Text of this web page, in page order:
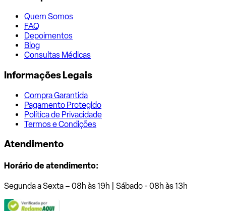
Quem Somos
FAQ
Depoimentos
Blog
Consultas Médicas
Informações Legais
Compra Garantida
Pagamento Protegido
Política de Privacidade
Termos e Condições
Atendimento
Horário de atendimento:
Segunda a Sexta – 08h às 19h | Sábado - 08h às 13h